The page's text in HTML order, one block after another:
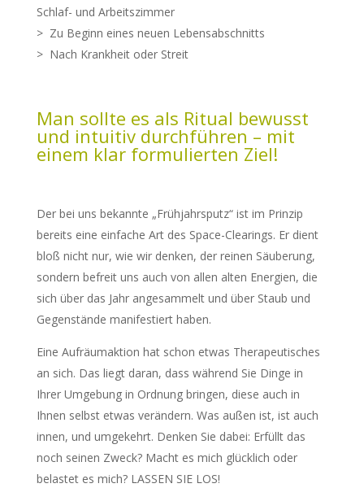
Schlaf- und Arbeitszimmer
> Zu Beginn eines neuen Lebensabschnitts
> Nach Krankheit oder Streit
Man sollte es als Ritual bewusst
und intuitiv durchführen – mit
einem klar formulierten Ziel!
Der bei uns bekannte „Frühjahrsputz“ ist im Prinzip
bereits eine einfache Art des Space-Clearings. Er dient
bloß nicht nur, wie wir denken, der reinen Säuberung,
sondern befreit uns auch von allen alten Energien, die
sich über das Jahr angesammelt und über Staub und
Gegenstände manifestiert haben.
Eine Aufräumaktion hat schon etwas Therapeutisches
an sich. Das liegt daran, dass während Sie Dinge in
Ihrer Umgebung in Ordnung bringen, diese auch in
Ihnen selbst etwas verändern. Was außen ist, ist auch
innen, und umgekehrt. Denken Sie dabei: Erfüllt das
noch seinen Zweck? Macht es mich glücklich oder
belastet es mich? LASSEN SIE LOS!